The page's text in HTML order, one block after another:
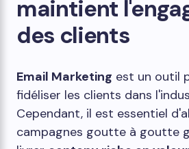
maintient
des clients
Email Marketing est un outil
fidéliser les clients dans
Cependant, il est essentiel
campagnes goutte à goutte